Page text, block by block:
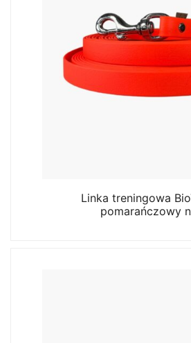
Linka treningowa
pomarańczowy